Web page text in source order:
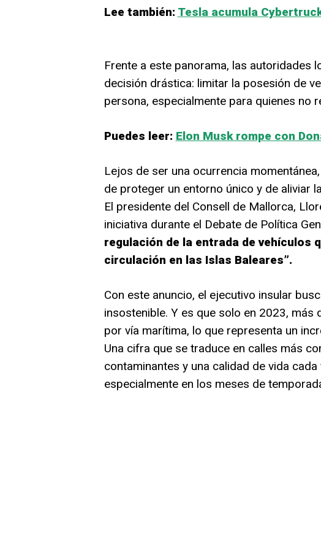
Lee también: Tesla acumula
Frente a este panorama, las autoridades
decisión drástica: limitar la posesión de
persona, especialmente para quienes no
Puedes leer: Elon Musk rompe con
Lejos de ser una ocurrencia
de proteger un entorno único y de aliviar
El presidente del Consell de Mallorca,
iniciativa durante el Debate de Política
regulación de la entrada de vehículos
circulación en las Islas Baleares”.
Con este anuncio, el ejecutivo insular
insostenible. Y es que solo en 2023, más
por vía marítima, lo que representa un
Una cifra que se traduce en calles más
contaminantes y una calidad de vida
especialmente en los meses de